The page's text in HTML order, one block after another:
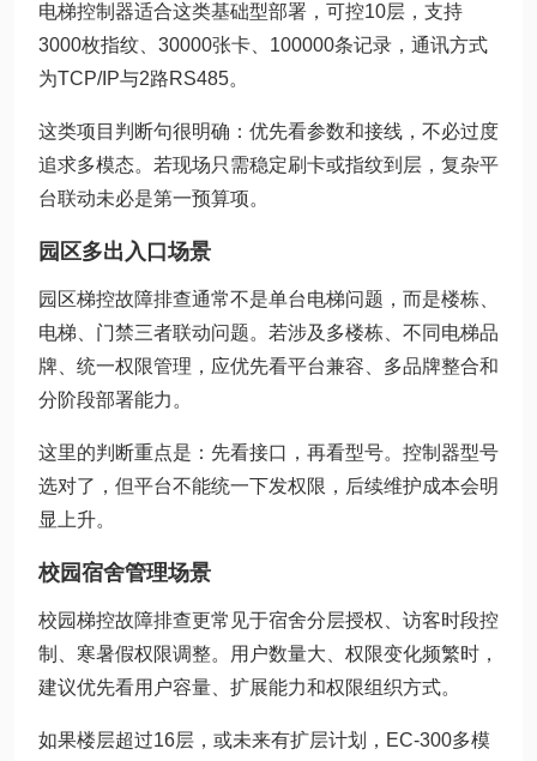
电梯控制器适合这类基础型部署，可控10层，支持
3000枚指纹、30000张卡、100000条记录，通讯方式
为TCP/IP与2路RS485。
这类项目判断句很明确：优先看参数和接线，不必过度
追求多模态。若现场只需稳定刷卡或指纹到层，复杂平
台联动未必是第一预算项。
园区多出入口场景
园区梯控故障排查通常不是单台电梯问题，而是楼栋、
电梯、门禁三者联动问题。若涉及多楼栋、不同电梯品
牌、统一权限管理，应优先看平台兼容、多品牌整合和
分阶段部署能力。
这里的判断重点是：先看接口，再看型号。控制器型号
选对了，但平台不能统一下发权限，后续维护成本会明
显上升。
校园宿舍管理场景
校园梯控故障排查更常见于宿舍分层授权、访客时段控
制、寒暑假权限调整。用户数量大、权限变化频繁时，
建议优先看用户容量、扩展能力和权限组织方式。
如果楼层超过16层，或未来有扩层计划，EC-300多模